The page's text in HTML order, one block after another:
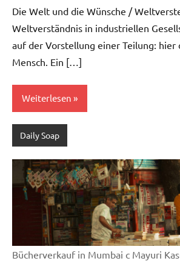
Die Welt und die Wünsche /
Weltverständnis in industriellen
auf der Vorstellung einer Teilung:
Mensch. Ein […]
Weiterlesen
Daily Soap
Bücherverkauf in Mumbai c Mayuri